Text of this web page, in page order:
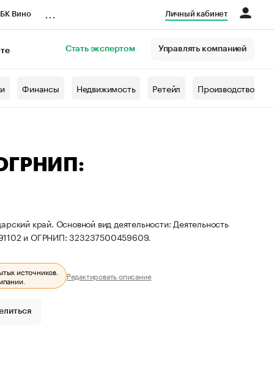
Вино Личный кабинет
Стать экспертом Управлять компанией
Финансы Недвижимость Ретейл Производство
край. Основной вид деятельности: Деятельность
и ОГРНИП: 323237500459609.
источников.
Редактировать описание